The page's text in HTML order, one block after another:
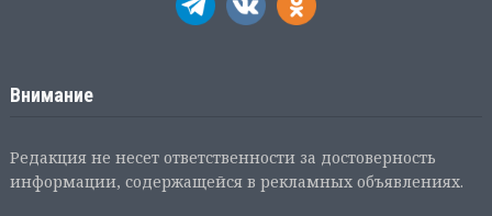
Внимание
Редакция не несет ответственности за достоверность
информации, содержащейся в рекламных объявлениях.